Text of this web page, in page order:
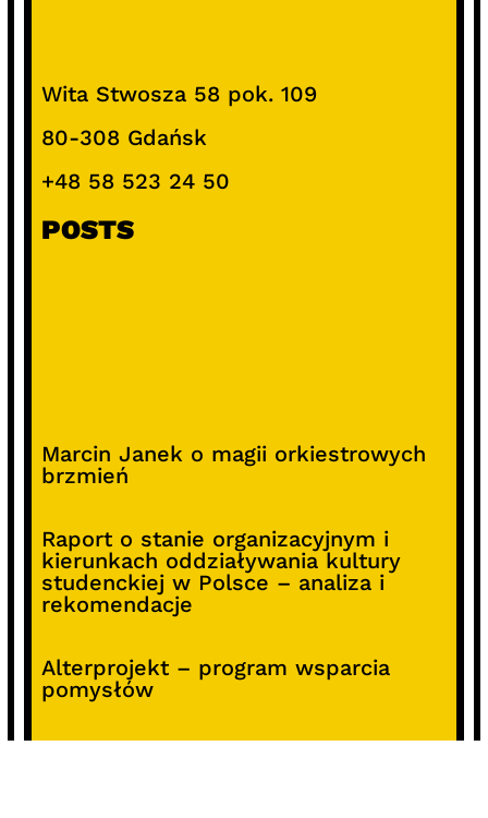
Wita Stwosza 58 pok. 109
80-308 Gdańsk
+48 58 523 24 50
POSTS
Marcin Janek o magii orkiestrowych
brzmień
Raport o stanie organizacyjnym i
kierunkach oddziaływania kultury
studenckiej w Polsce – analiza i
rekomendacje
Alterprojekt – program wsparcia
pomysłów